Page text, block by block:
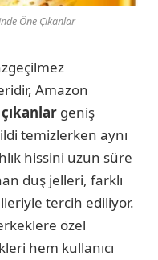
Öne Çıkanlar
Amazon
geniş
temizlerken aynı
hissini uzun süre
duş jelleri, farklı
tercih ediliyor.
özel
hem kullanıcı